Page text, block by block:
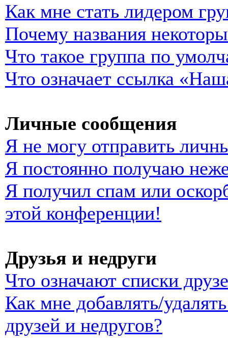
Как мне стать лидером
Почему названия
Что такое группа по
Что означает ссылка
Личные сообщения
Я не могу отправить
Я постоянно получаю
Я получил спам или
этой конференции!
Друзья и недруги
Что означают списки
Как мне добавлять/
друзей и недругов?